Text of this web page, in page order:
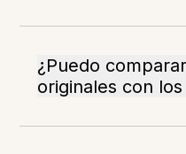
¿Puedo
originales con